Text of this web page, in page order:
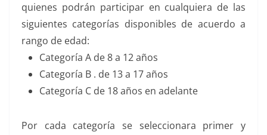
quienes podrán participar en cualquiera de las
siguientes categorías disponibles de acuerdo a
rango de edad:
Categoría A de 8 a 12 años
Categoría B . de 13 a 17 años
Categoría C de 18 años en adelante
Por cada categoría se seleccionara primer y